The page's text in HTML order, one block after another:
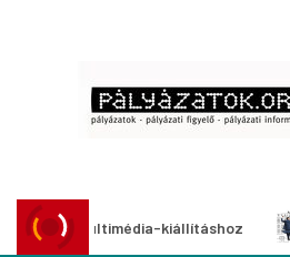
multimédia-kiállításhoz